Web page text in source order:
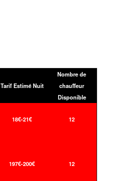
Tarif Estimé Nuit
Nombre de
chauffeur
Disponible
18€-21€ 12
197€-200€ 12